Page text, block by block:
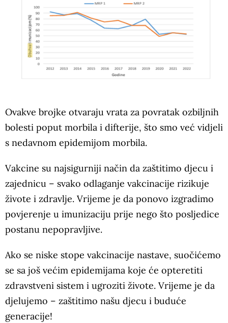
Ovakve brojke otvaraju vrata za povratak ozbiljnih
bolesti poput morbila i difterije, što smo već vidjeli
s nedavnom epidemijom morbila.
Vakcine su najsigurniji način da zaštitimo djecu i
zajednicu – svako odlaganje vakcinacije rizikuje
živote i zdravlje. Vrijeme je da ponovo izgradimo
povjerenje u imunizaciju prije nego što posljedice
postanu nepopravljive.
Ako se niske stope vakcinacije nastave, suočićemo
se sa još većim epidemijama koje će opteretiti
zdravstveni sistem i ugroziti živote. Vrijeme je da
djelujemo – zaštitimo našu djecu i buduće
generacije!